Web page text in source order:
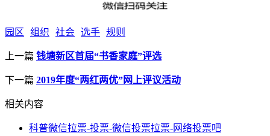
园区 组织 社会 选手 规则
上一篇 钱塘新区首届“书香家庭”评选
下一篇 2019年度“两红两优”网上评议活动
相关内容
科普微信拉票-投票-微信投票拉票-网络投票吧